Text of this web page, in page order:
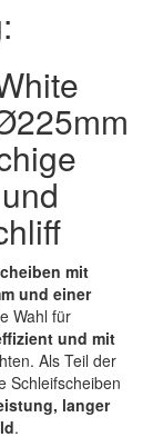
mit
und einer
Wahl für
und mit
Als Teil der
Schleifscheiben
langer
.